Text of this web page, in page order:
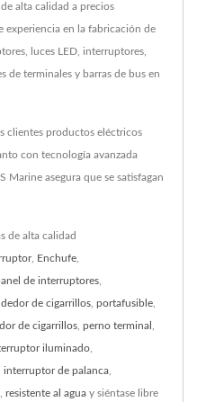
alta calidad a precios
experiencia en la fabricación de
luces LED, interruptores,
de terminales y barras de bus en
clientes productos eléctricos
con tecnología avanzada
Marine asegura que se satisfagan
de alta calidad
, Enchufe
de interruptores
de cigarrillos portafusible
de cigarrillos perno terminal
iluminado
interruptor de palanca
resistente al agua y siéntase libre